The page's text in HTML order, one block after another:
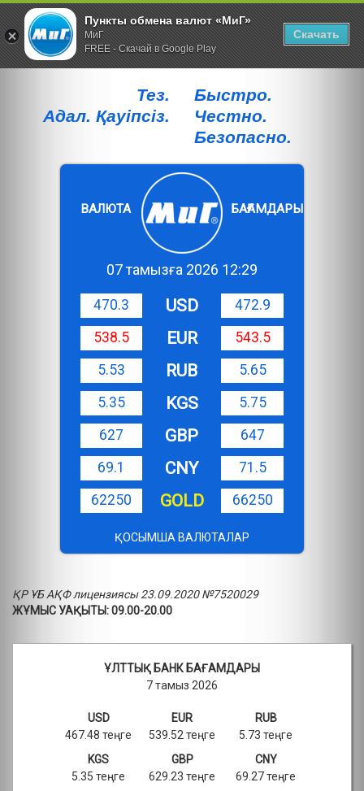
Тез.
Адал. Қауiпсiз.
Быстро.
Честно.
Безопасно.
ВАЛЮТА БАҒАМДАРЫ
07 тамызға 2026 12:29
470.3 USD
472.9
538.5
EUR
543.5
5.53
RUB
5.65
5.35
KGS
5.75
627
GBP
647
69.1
CNY
71.5
62250
GOLD 66250
ҚОСЫМША ВАЛЮТАЛАР
ҚР ҰБ АҚФ лицензиясы 23.09.2020 №7520029
ЖҰМЫС УАҚЫТЫ: 09.00-20.00
ҰЛТТЫҚ БАНК БАҒАМДАРЫ
7 тамыз 2026
USD
467.48 теңге
EUR
539.52 теңге
RUB
5.73 теңге
KGS
5.35 теңге
GBP
629.23 теңге
CNY
69.27 теңге
Пункты обмена валют «МиГ»
МиГ
FREE - Скачай в Google Play
Скачать